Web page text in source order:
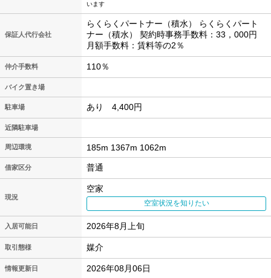
います
保証人代行会社
らくらくパートナー（積水） らくらくパート
ナー（積水） 契約時事務手数料：33，000円
月額手数料：賃料等の2％
仲介手数料 110％
バイク置き場
駐車場 あり 4,400円
近隣駐車場
周辺環境 185m 1367m 1062m
借家区分 普通
現況
空家
空室状況を知りたい
入居可能日 2026年8月上旬
取引態様 媒介
情報更新日 2026年08月06日